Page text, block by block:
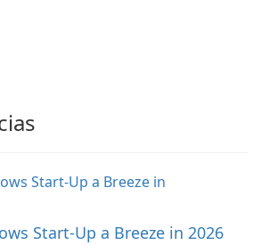
Start-Up a Breeze in 2026